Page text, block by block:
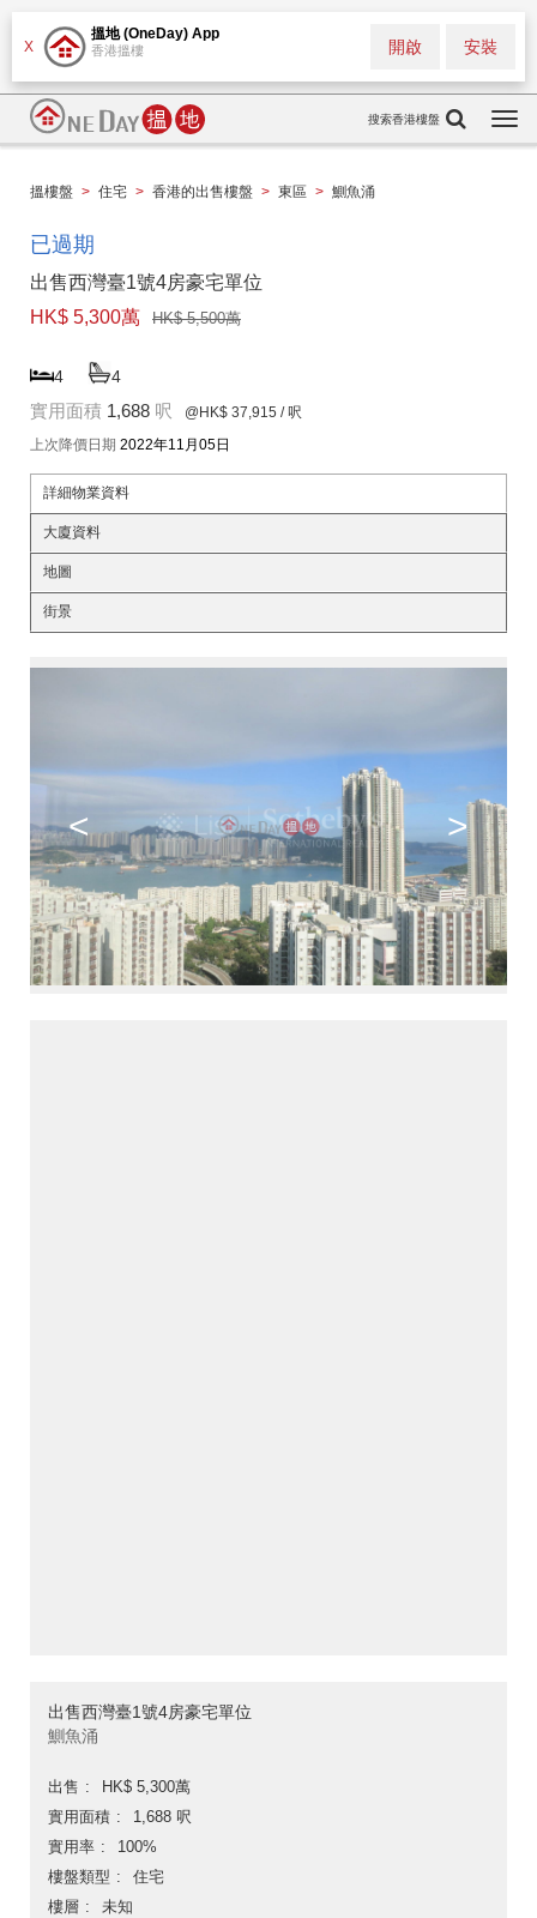
X
搵地 (OneDay) App
香港搵樓 安裝
開啟
搜索香港樓盤
搵樓盤 > 住宅 > 香港的出售樓盤 > 東區 > 鰂魚涌
已過期
出售西灣臺1號4房豪宅單位
HK$ 5,300萬
HK$ 5,500萬
4 4
實用面積 1,688 呎 @HK$ 37,915 / 呎
上次降價日期 2022年11月05日
詳細物業資料
大廈資料
地圖
街景
< >
出售西灣臺1號4房豪宅單位
鰂魚涌
出售
HK$ 5,300萬
實用面積
1,688 呎
實用率
100%
樓盤類型
住宅
樓層
未知